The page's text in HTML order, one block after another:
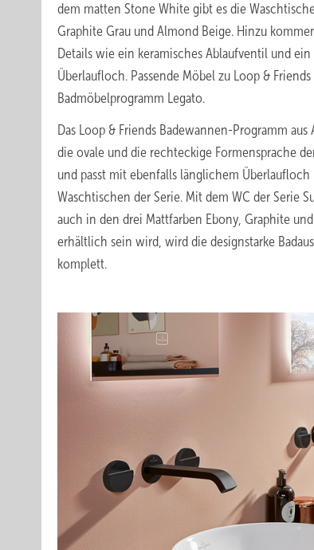
dem matten Stone White gibt es die
Graphite Grau und Almond Beige. Hinzu
Details wie ein keramisches Ablaufventil und
Überlaufloch. Passende Möbel zu Loop &
Badmöbelprogramm Legato.
Das Loop & Friends Badewannen-Programm
die ovale und die rechteckige Formensprache
und passt mit ebenfalls länglichem Überlaufloch
Waschtischen der Serie. Mit dem WC der Serie
auch in den drei Mattfarben Ebony, Graphite
erhältlich sein wird, wird die designstarke
komplett.